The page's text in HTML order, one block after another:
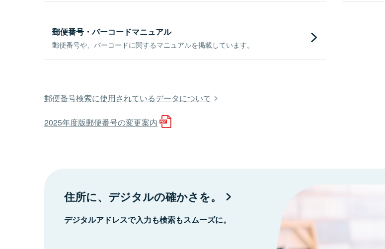
郵便番号・バーコードマニュアル
郵便番号や、バーコードに関するマニュアルを掲載しています。
郵便番号検索に使用されているデータについて
2025年度版郵便番号の変更案内
住所に、デジタルの確かさを。
デジタルアドレスで入力も検索もスムーズに。